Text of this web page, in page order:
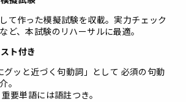
て作った模擬試験を収載。実力チェック
ど、本試験のリハーサルに最適。
ト付き
グッと近づく句動詞」として 必須の句動
。
要単語には語註つき。